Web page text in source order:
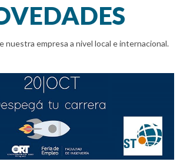
nuestra empresa a nivel local e internacional.